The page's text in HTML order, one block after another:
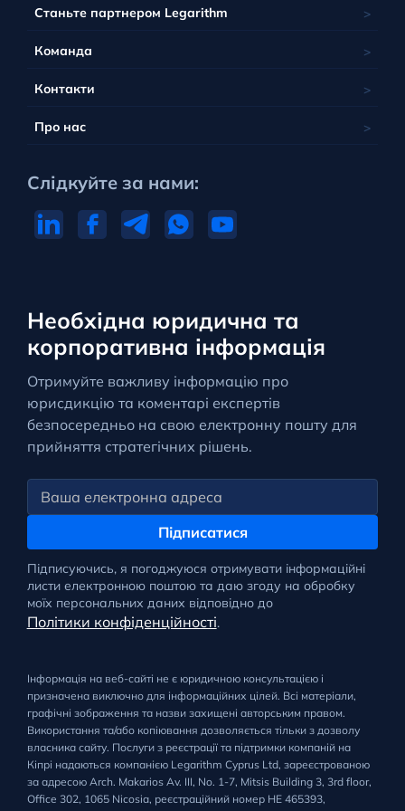
Необхідна юридична та
корпоративна інформація
Отримуйте важливу інформацію про
юрисдикцію та коментарі експертів
безпосередньо на свою електронну пошту для
прийняття стратегічних рішень.
Підписатися
Підписуючись, я погоджуюся отримувати інформаційні
листи електронною поштою та даю згоду на обробку
моїх персональних даних відповідно до
Політики конфіденційності.
Станьте партнером Legarithm
Команда
Контакти
Про нас
Слідкуйте за нами:
Інформація на веб-сайті не є юридичною консультацією і
призначена виключно для інформаційних цілей. Всі матеріали,
графічні зображення та назви захищені авторським правом.
Використання та/або копіювання дозволяється тільки з дозволу
власника сайту. Послуги з реєстрації та підтримки компаній на
Кіпрі надаються компанією Legarithm Cyprus Ltd, зареєстрованою
за адресою Arch. Makarios Av. III, No. 1-7, Mitsis Building 3, 3rd floor,
Office 302, 1065 Nicosia, реєстраційний номер HE 465393,